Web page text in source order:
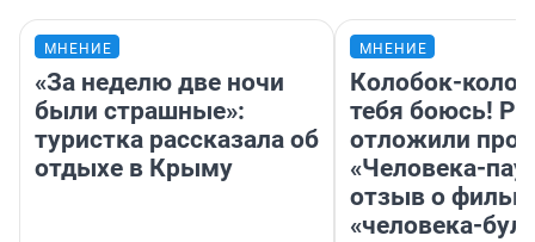
МНЕНИЕ
«За неделю две ночи
были страшные»:
туристка рассказала об
отдыхе в Крыму
МНЕНИЕ
Колобок-
тебя боюсь!
отложили
«Человека-
отзыв о
«человека-